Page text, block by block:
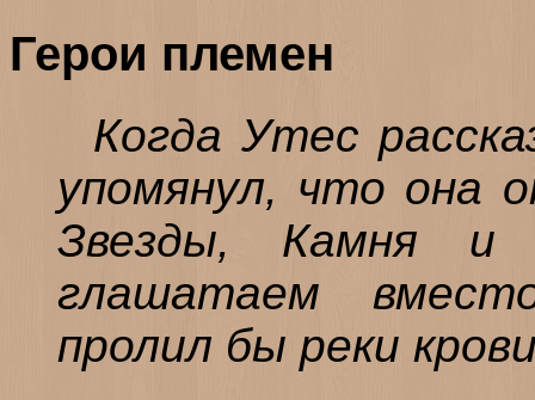
Герои племен
Когда Утес
упомянул, что она
Звезды, Камня
глашатаем
пролил бы реки